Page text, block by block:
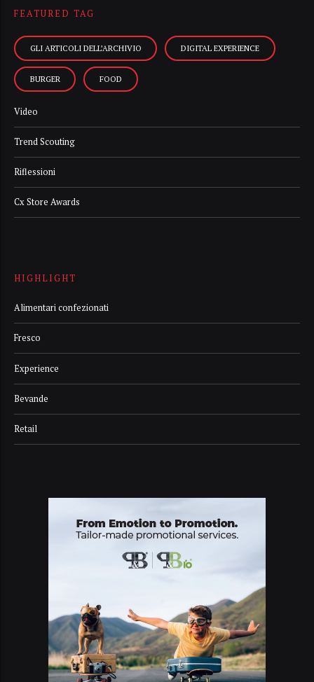
FEATURED TAG
GLI ARTICOLI DELL’ARCHIVIO DIGITAL EXPERIENCE
BURGER FOOD
Video
Trend Scouting
Riflessioni
Cx Store Awards
HIGHLIGHT
Alimentari confezionati
Fresco
Experience
Bevande
Retail